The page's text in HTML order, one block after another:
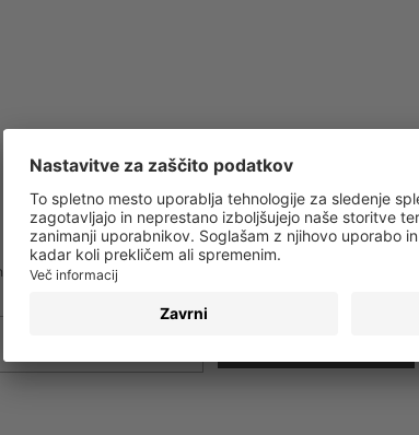
e-poštna obvestila o vseh trendih in ponudbah!